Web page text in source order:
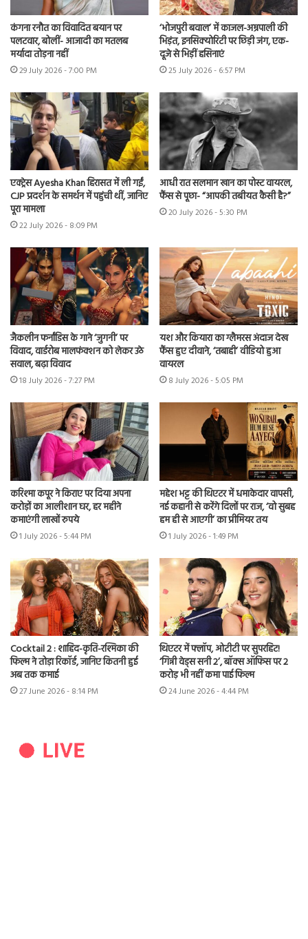
कंगना रनौत का विवादित बयान पर
पलटवार, बोलीं- आजादी का मतलब
मर्यादा तोड़ना नहीं
29 July 2026 - 7:00 PM
‘भोजपुरी बवाल’ में काजल-अम्रपाली की
भिड़ंत, इनसिक्योरिटी पर छिड़ी जंग, एक-
दूजे से भिड़ीं हसिनाएं
25 July 2026 - 6:57 PM
एक्ट्रेस Ayesha Khan हिरासत में ली गईं,
CJP प्रदर्शन के समर्थन में पहुंची थीं, जानिए
पूरा मामला
22 July 2026 - 8:09 PM
आधी रात सलमान खान का पोस्ट वायरल,
फैंस से पूछा- “आपकी तबीयत कैसी है?”
20 July 2026 - 5:30 PM
जैकलीन फर्नांडिस के गाने ‘जुगनी’ पर
विवाद, वार्डरोब मालफंक्शन को लेकर उठे
सवाल, बढ़ा विवाद
18 July 2026 - 7:27 PM
यश और कियारा का ग्लैमरस अंदाज देख
फैंस हुए दीवाने, ‘तबाही’ वीडियो हुआ
वायरल
8 July 2026 - 5:05 PM
करिश्मा कपूर ने किराए पर दिया अपना
करोड़ों का आलीशान घर, हर महीने
कमाएंगी लाखों रुपये
1 July 2026 - 5:44 PM
महेश भट्ट की थिएटर में धमाकेदार वापसी,
नई कहानी से करेंगे दिलों पर राज, ‘वो सुबह
हम ही से आएगी’ का प्रीमियर तय
1 July 2026 - 1:49 PM
Cocktail 2 : शाहिद-कृति-रश्मिका की
फिल्म ने तोड़ा रिकॉर्ड, जानिए कितनी हुई
अब तक कमाई
27 June 2026 - 8:14 PM
थिएटर में फ्लॉप, ओटीटी पर सुपरहिट!
‘गिन्नी वेड्स सनी 2’, बॉक्स ऑफिस पर 2
करोड़ भी नहीं कमा पाई फिल्म
24 June 2026 - 4:44 PM